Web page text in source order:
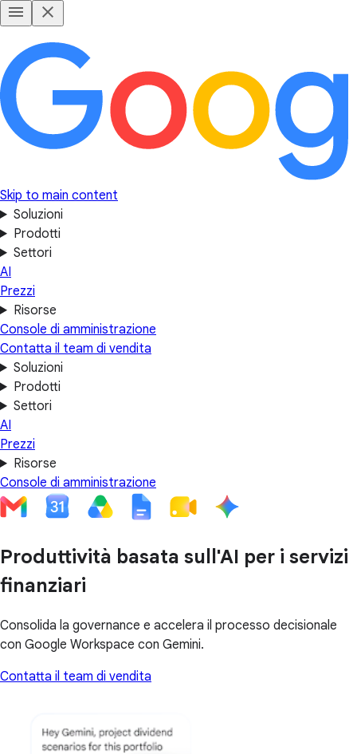
Skip to main content
Soluzioni
Prodotti
Settori
AI
Prezzi
Risorse
Console di amministrazione
Contatta il team di vendita
Soluzioni
Prodotti
Settori
AI
Prezzi
Risorse
Console di amministrazione
Produttività basata sull'AI per i servizi
finanziari
Consolida la governance e accelera il processo decisionale
con Google Workspace con Gemini.
Contatta il team di vendita